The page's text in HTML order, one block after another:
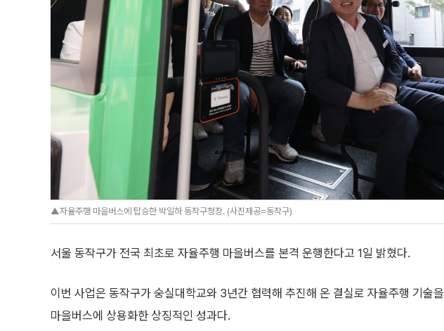
▲자율주행 마을버스에 탑승한 박일하 동작구청장. (사진제공=동작구)
서울 동작구가 전국 최초로 자율주행 마을버스를 본격 운행한다고 1일 밝혔다.
이번 사업은 동작구가 숭실대학교와 3년간 협력해 추진해 온 결실로 자율주행 기술을
마을버스에 상용화한 상징적인 성과다.